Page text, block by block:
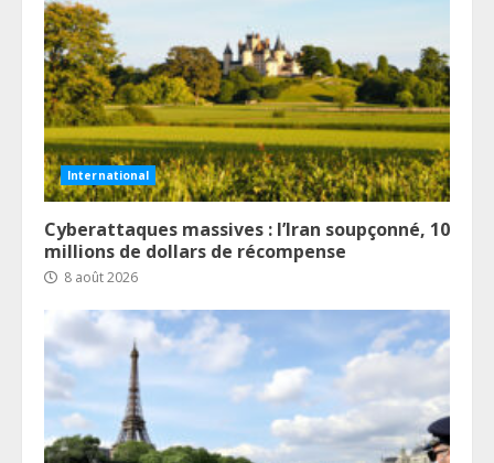
International
Cyberattaques massives : l’Iran soupçonné, 10
millions de dollars de récompense
8 août 2026